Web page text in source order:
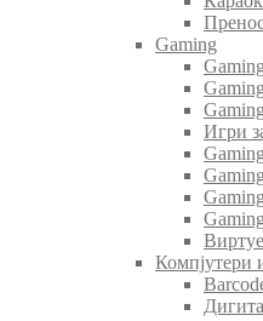
Gaming
Игри
Компјутери